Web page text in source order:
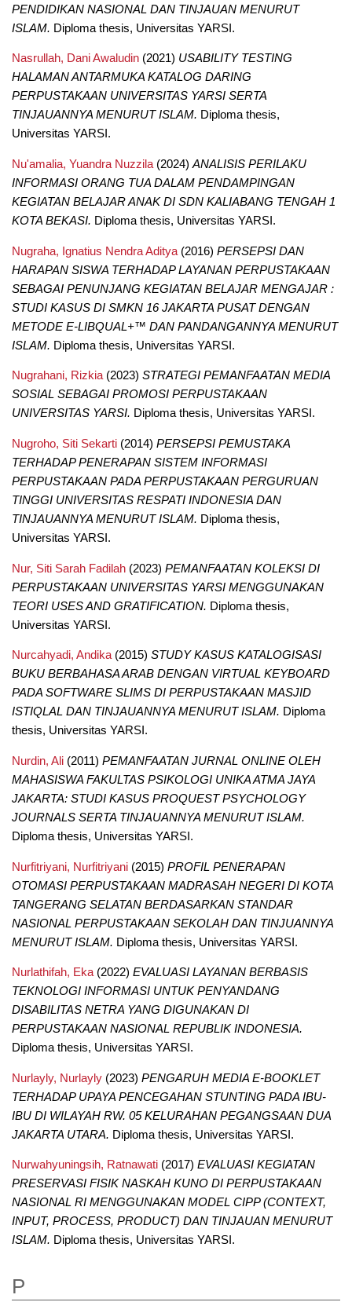
PENDIDIKAN NASIONAL DAN TINJAUAN MENURUT
ISLAM. Diploma thesis, Universitas YARSI.
Nasrullah, Dani Awaludin(2021) USABILITY TESTING
HALAMAN ANTARMUKA KATALOG DARING
PERPUSTAKAAN UNIVERSITAS YARSI SERTA
TINJAUANNYA MENURUT ISLAM. Diploma thesis,
Universitas YARSI.
Nu'amalia, Yuandra Nuzzila(2024) ANALISIS PERILAKU
INFORMASI ORANG TUA DALAM PENDAMPINGAN
KEGIATAN BELAJAR ANAK DI SDN KALIABANG TENGAH 1
KOTA BEKASI. Diploma thesis, Universitas YARSI.
Nugraha, Ignatius Nendra Aditya(2016) PERSEPSI DAN
HARAPAN SISWA TERHADAP LAYANAN PERPUSTAKAAN
SEBAGAI PENUNJANG KEGIATAN BELAJAR MENGAJAR :
STUDI KASUS DI SMKN 16 JAKARTA PUSAT DENGAN
METODE E-LIBQUAL+™ DAN PANDANGANNYA MENURUT
ISLAM. Diploma thesis, Universitas YARSI.
Nugrahani, Rizkia(2023) STRATEGI PEMANFAATAN MEDIA
SOSIAL SEBAGAI PROMOSI PERPUSTAKAAN
UNIVERSITAS YARSI. Diploma thesis, Universitas YARSI.
Nugroho, Siti Sekarti(2014) PERSEPSI PEMUSTAKA
TERHADAP PENERAPAN SISTEM INFORMASI
PERPUSTAKAAN PADA PERPUSTAKAAN PERGURUAN
TINGGI UNIVERSITAS RESPATI INDONESIA DAN
TINJAUANNYA MENURUT ISLAM. Diploma thesis,
Universitas YARSI.
Nur, Siti Sarah Fadilah(2023) PEMANFAATAN KOLEKSI DI
PERPUSTAKAAN UNIVERSITAS YARSI MENGGUNAKAN
TEORI USES AND GRATIFICATION. Diploma thesis,
Universitas YARSI.
Nurcahyadi, Andika(2015) STUDY KASUS KATALOGISASI
BUKU BERBAHASA ARAB DENGAN VIRTUAL KEYBOARD
PADA SOFTWARE SLIMS DI PERPUSTAKAAN MASJID
ISTIQLAL DAN TINJAUANNYA MENURUT ISLAM. Diploma
thesis, Universitas YARSI.
Nurdin, Ali(2011) PEMANFAATAN JURNAL ONLINE OLEH
MAHASISWA FAKULTAS PSIKOLOGI UNIKA ATMA JAYA
JAKARTA: STUDI KASUS PROQUEST PSYCHOLOGY
JOURNALS SERTA TINJAUANNYA MENURUT ISLAM.
Diploma thesis, Universitas YARSI.
Nurfitriyani, Nurfitriyani(2015) PROFIL PENERAPAN
OTOMASI PERPUSTAKAAN MADRASAH NEGERI DI KOTA
TANGERANG SELATAN BERDASARKAN STANDAR
NASIONAL PERPUSTAKAAN SEKOLAH DAN TINJUANNYA
MENURUT ISLAM. Diploma thesis, Universitas YARSI.
Nurlathifah, Eka(2022) EVALUASI LAYANAN BERBASIS
TEKNOLOGI INFORMASI UNTUK PENYANDANG
DISABILITAS NETRA YANG DIGUNAKAN DI
PERPUSTAKAAN NASIONAL REPUBLIK INDONESIA.
Diploma thesis, Universitas YARSI.
Nurlayly, Nurlayly(2023) PENGARUH MEDIA E-BOOKLET
TERHADAP UPAYA PENCEGAHAN STUNTING PADA IBU-
IBU DI WILAYAH RW. 05 KELURAHAN PEGANGSAAN DUA
JAKARTA UTARA. Diploma thesis, Universitas YARSI.
Nurwahyuningsih, Ratnawati(2017) EVALUASI KEGIATAN
PRESERVASI FISIK NASKAH KUNO DI PERPUSTAKAAN
NASIONAL RI MENGGUNAKAN MODEL CIPP (CONTEXT,
INPUT, PROCESS, PRODUCT) DAN TINJAUAN MENURUT
ISLAM. Diploma thesis, Universitas YARSI.
P